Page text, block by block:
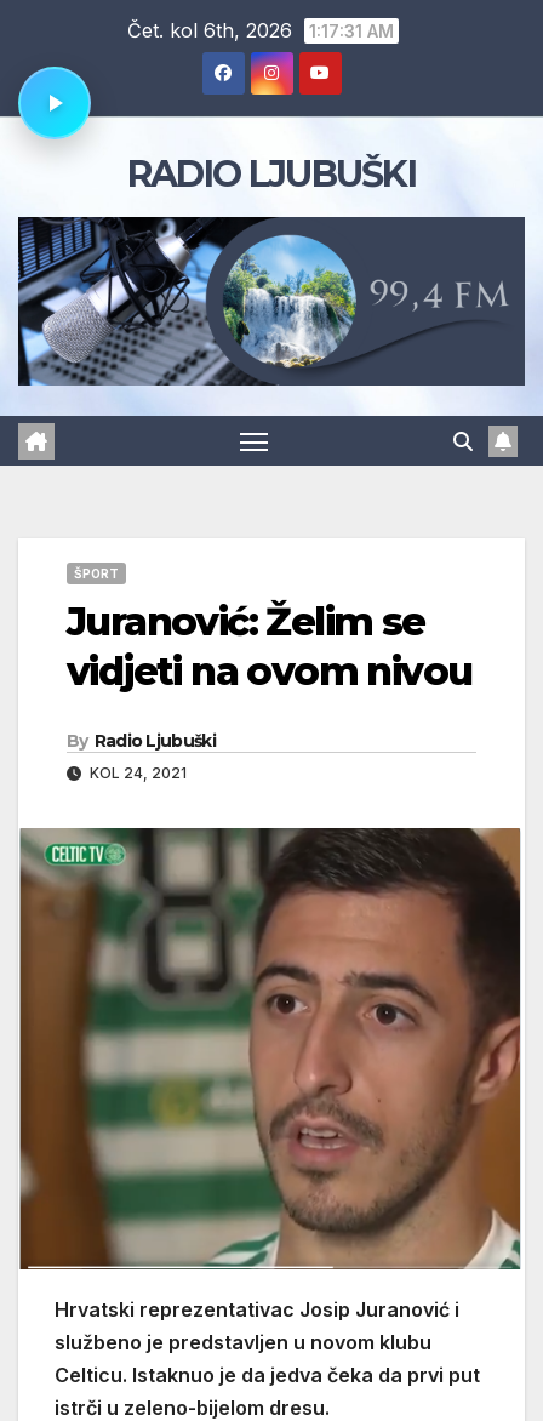
content
Čet. kol 6th, 2026 1:17:31 AM
RADIO LJUBUŠKI
ŠPORT
Juranović: Želim se
vidjeti na ovom nivou
By Radio Ljubuški
KOL 24, 2021
Hrvatski reprezentativac Josip Juranović i
službeno je predstavljen u novom klubu
Celticu. Istaknuo je da jedva čeka da prvi put
istrči u zeleno-bijelom dresu.